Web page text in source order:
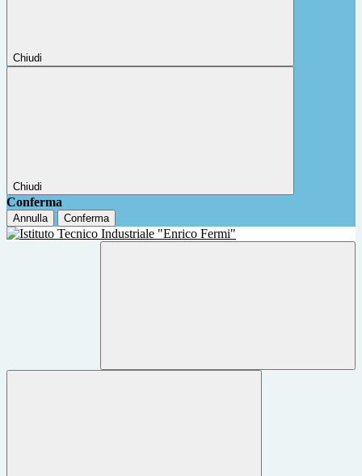
Chiudi
Chiudi
Conferma
Annulla Conferma